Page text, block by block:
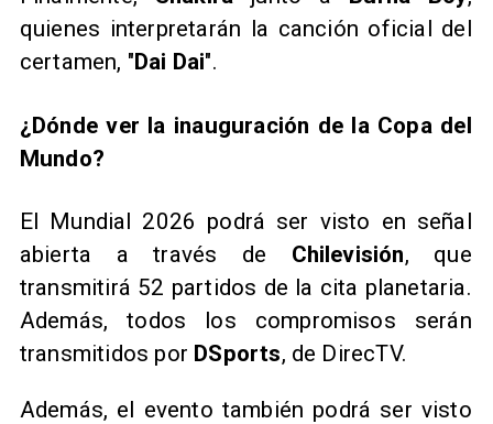
quienes interpretarán la canción oficial del
certamen, "Dai Dai".
¿Dónde ver la inauguración de la Copa del
Mundo?
El Mundial 2026 podrá ser visto en señal
abierta a través de Chilevisión, que
transmitirá 52 partidos de la cita planetaria.
Además, todos los compromisos serán
transmitidos por DSports, de DirecTV.
Además, el evento también podrá ser visto